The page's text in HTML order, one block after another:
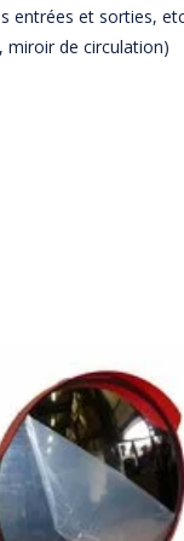
entrées et sorties,
miroir de circulation)